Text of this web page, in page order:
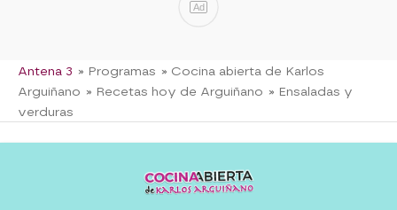
Ad
Antena 3 » Programas » Cocina abierta de Karlos
Arguiñano » Recetas hoy de Arguiñano » Ensaladas y
verduras